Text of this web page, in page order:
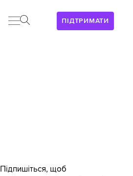
ПІДТРИМАТИ
Підпишіться, щоб